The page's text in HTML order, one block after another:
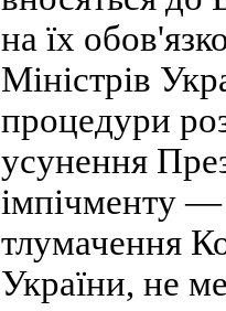
на їх
Міністрів
процедури
усунення
імпічменту
тлумачення
України, не